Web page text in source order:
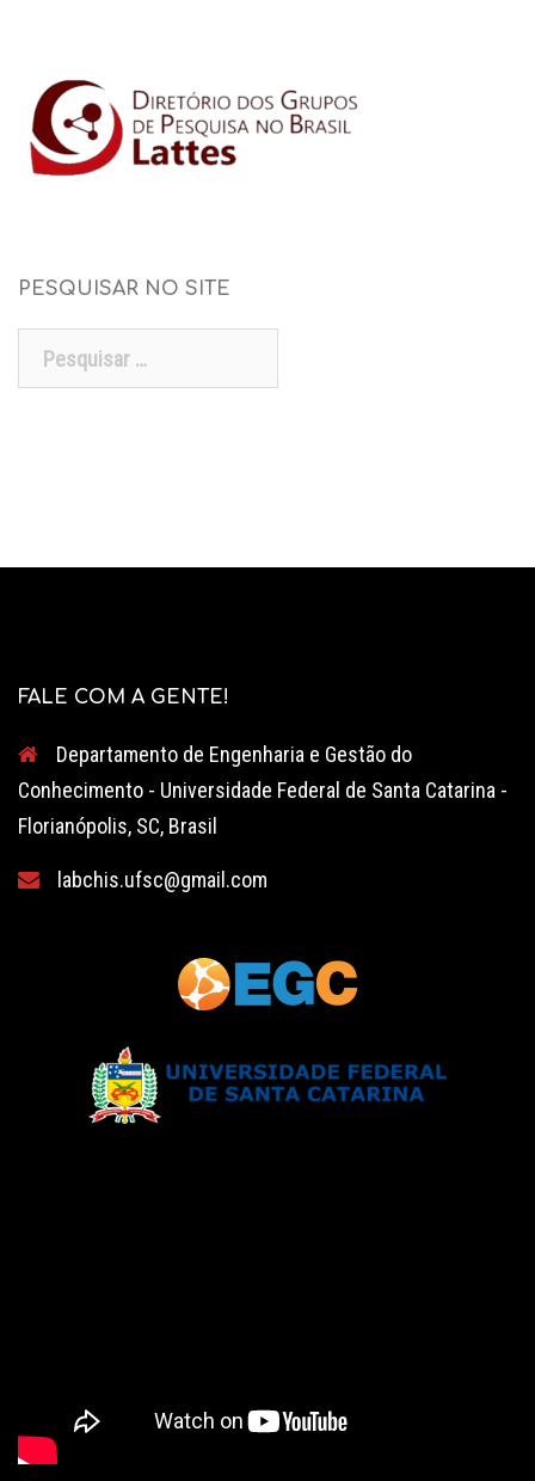
PESQUISAR NO SITE
Pesquisar
FALE COM A GENTE!
Departamento de Engenharia e Gestão do
Conhecimento - Universidade Federal de Santa Catarina -
Florianópolis, SC, Brasil
labchis.ufsc@gmail.com